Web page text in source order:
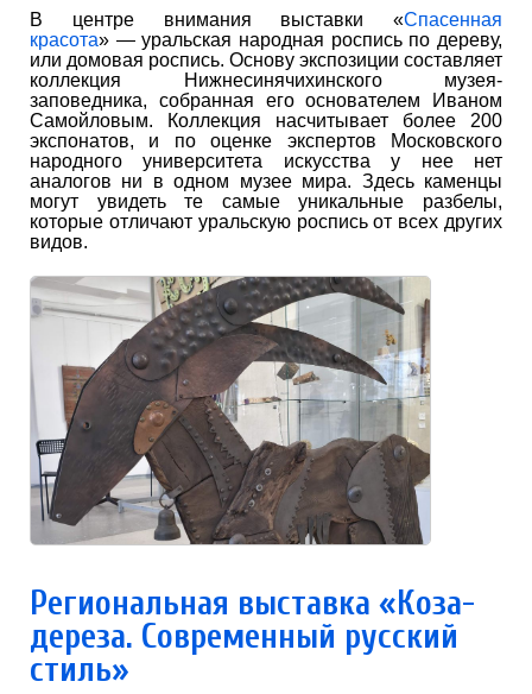
В центре внимания выставки «Спасенная
красота» — уральская народная роспись по дереву,
или домовая роспись. Основу экспозиции составляет
коллекция Нижнесинячихинского музея-
заповедника, собранная его основателем Иваном
Самойловым. Коллекция насчитывает более 200
экспонатов, и по оценке экспертов Московского
народного университета искусства у нее нет
аналогов ни в одном музее мира. Здесь каменцы
могут увидеть те самые уникальные разбелы,
которые отличают уральскую роспись от всех других
видов.
Региональная выставка «Коза-
дереза. Современный русский
стиль»